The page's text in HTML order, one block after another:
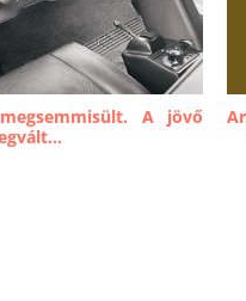
A jövő